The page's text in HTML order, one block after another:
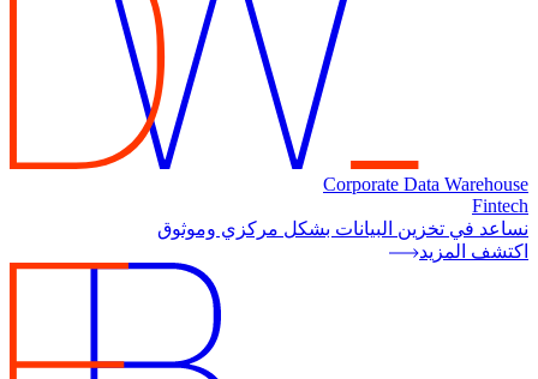
Corporate Data Warehouse
Fintech
نساعد في تخزين البيانات بشكل مركزي وموثوق
اكتشف المزيد